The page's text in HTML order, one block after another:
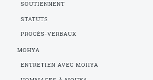
SOUTIENNENT
STATUTS
PROCÈS-VERBAUX
MOHYA
ENTRETIEN AVEC MOHYA